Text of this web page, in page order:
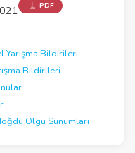
PDF
Yarışma Bildirileri
Bildirileri
Olgu Sunumları